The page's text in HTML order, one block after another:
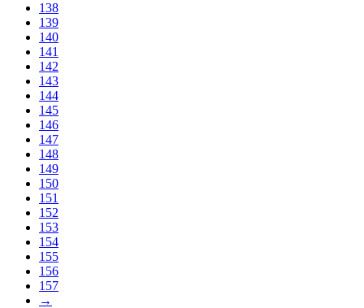
138
139
140
141
142
143
144
145
146
147
148
149
150
151
152
153
154
155
156
157
→